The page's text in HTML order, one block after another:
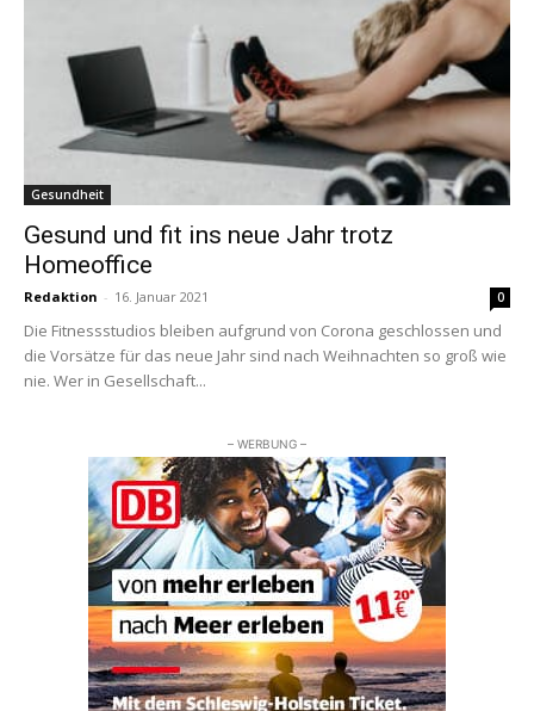
Gesundheit
Gesund und fit ins neue Jahr trotz
Homeoffice
Redaktion - 16. Januar 2021 0
Die Fitnessstudios bleiben aufgrund von Corona geschlossen und
die Vorsätze für das neue Jahr sind nach Weihnachten so groß wie
nie. Wer in Gesellschaft...
– WERBUNG –